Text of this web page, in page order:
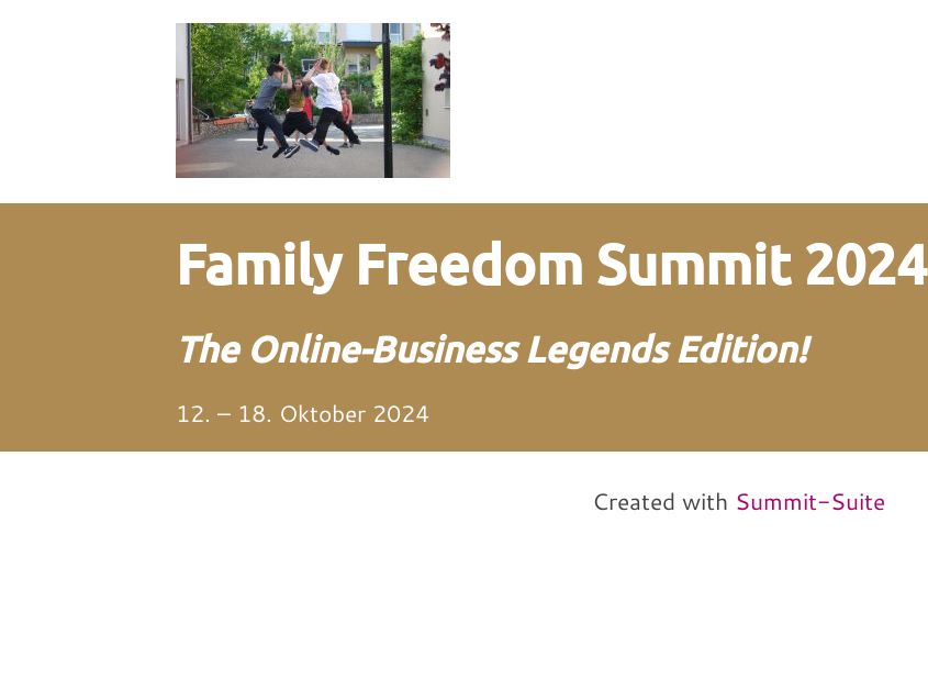
Family Freedom Summit 2024
The Online-Business Legends Edition!
12. – 18. Oktober 2024
Created with Summit-Suite